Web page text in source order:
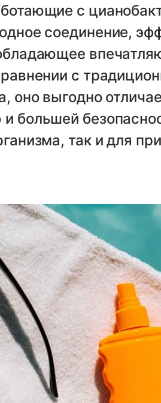
с
соединение,
с
оно выгодно
большей
так и для